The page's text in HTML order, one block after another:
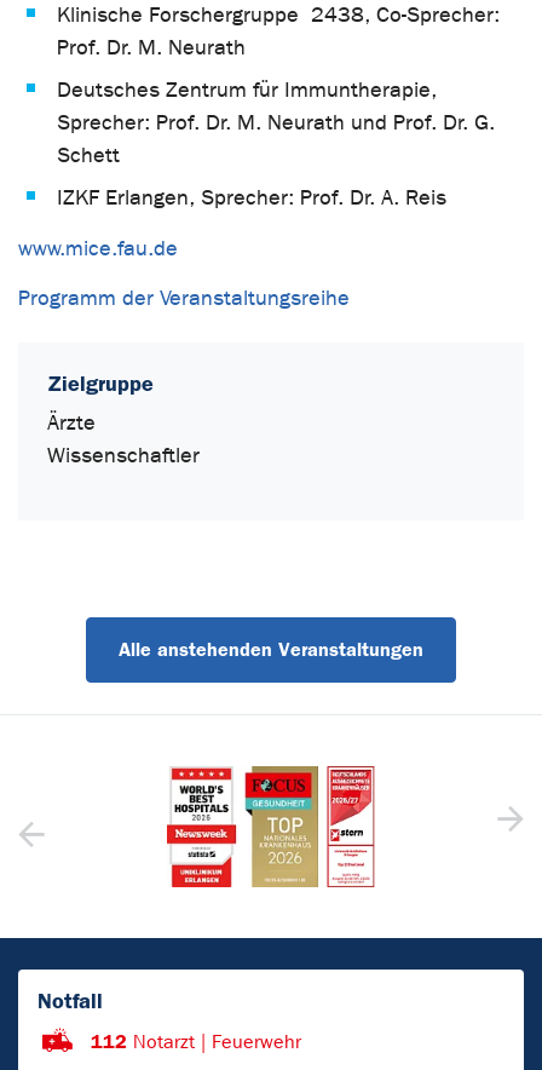
Klinische Forschergruppe 2438, Co-Sprecher:
Prof. Dr. M. Neurath
Deutsches Zentrum für Immuntherapie,
Sprecher: Prof. Dr. M. Neurath und Prof. Dr. G.
Schett
IZKF Erlangen, Sprecher: Prof. Dr. A. Reis
www.mice.fau.de
Programm der Veranstaltungsreihe
Zielgruppe
Ärzte
Wissenschaftler
Alle anstehenden Veranstaltungen
Notfall
112 Notarzt | Feuerwehr